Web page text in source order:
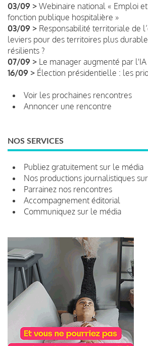
03/09 > Webinaire national « Emploi
fonction publique hospitalière »
03/09 > Responsabilité territoriale de
leviers pour des territoires plus
résilients ?
07/09 > Le manager augmenté par l'IA
16/09 > Élection présidentielle : les
Voir les prochaines rencontres
Annoncer une rencontre
NOS SERVICES
Publiez gratuitement sur le média
Nos productions journalistiques
Parrainez nos rencontres
Accompagnement éditorial
Communiquez sur le média